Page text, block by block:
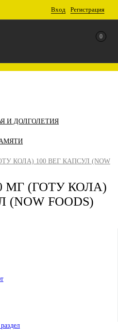
Вход Регистрация
0
И ДОЛГОЛЕТИЯ
КОЛА) 100 ВЕГ КАПСУЛ (NOW
МГ (ГОТУ КОЛА)
FOODS)